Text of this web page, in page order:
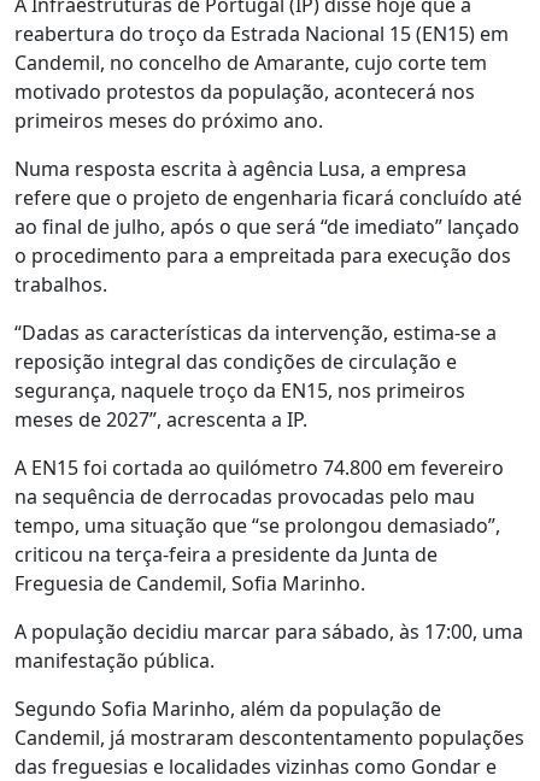
reabertura do troço da Estrada Nacional 15 (EN15) em
Candemil, no concelho de Amarante, cujo corte tem
motivado protestos da população, acontecerá nos
primeiros meses do próximo ano.
Numa resposta escrita à agência Lusa, a empresa
refere que o projeto de engenharia ficará concluído até
ao final de julho, após o que será “de imediato” lançado
o procedimento para a empreitada para execução dos
trabalhos.
“Dadas as características da intervenção, estima-se a
reposição integral das condições de circulação e
segurança, naquele troço da EN15, nos primeiros
meses de 2027”, acrescenta a IP.
A EN15 foi cortada ao quilómetro 74.800 em fevereiro
na sequência de derrocadas provocadas pelo mau
tempo, uma situação que “se prolongou demasiado”,
criticou na terça-feira a presidente da Junta de
Freguesia de Candemil, Sofia Marinho.
A população decidiu marcar para sábado, às 17:00, uma
manifestação pública.
Segundo Sofia Marinho, além da população de
Candemil, já mostraram descontentamento populações
das freguesias e localidades vizinhas como Gondar e